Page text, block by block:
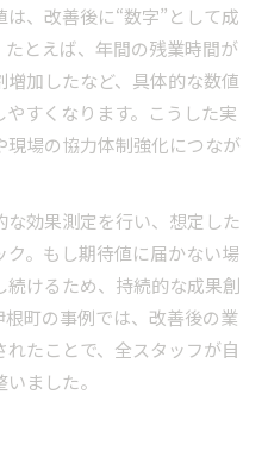
、改善後に“数字”として成
とえば、年間の残業時間が
加したなど、具体的な数値
すくなります。こうした実
場の協力体制強化につなが
効果測定を行い、想定した
。もし期待値に届かない場
けるため、持続的な成果創
町の事例では、改善後の業
たことで、全スタッフが自
ました。